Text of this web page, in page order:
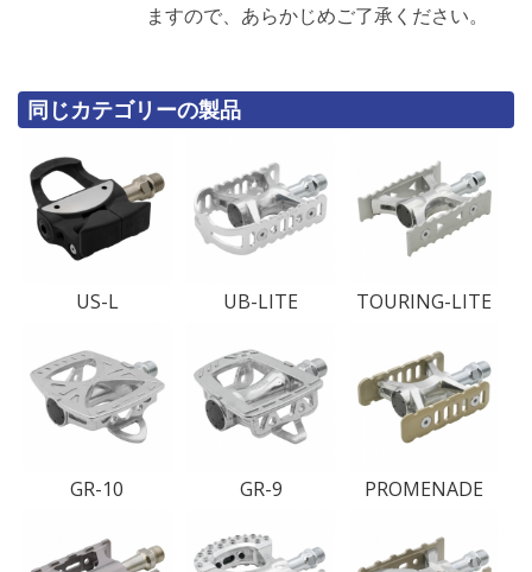
ますので、あらかじめご了承ください。
同じカテゴリーの製品
US-L UB-LITE TOURING-LITE
GR-10 GR-9 PROMENADE